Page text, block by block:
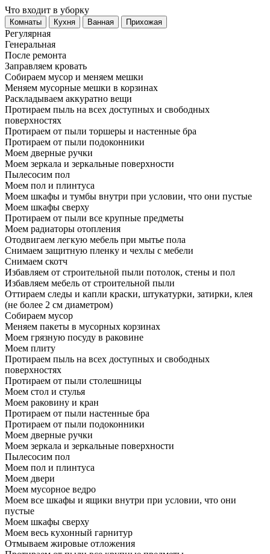
Что входит в уборку
Регу­лярная
Гене­ральная
После ремонта
Заправляем кровать
Собираем мусор и меняем мешки
Меняем мусорные мешки в корзинах
Раскладываем аккуратно вещи
Протираем пыль на всех доступных и свободных
поверхностях
Протираем от пыли торшеры и настенные бра
Протираем от пыли подоконники
Моем дверные ручки
Моем зеркала и зеркальные поверхности
Пылесосим пол
Моем пол и плинтуса
Моем шкафы и тумбы внутри при условии, что они пустые
Моем шкафы сверху
Протираем от пыли все крупные предметы
Моем радиаторы отопления
Отодвигаем легкую мебель при мытье пола
Снимаем защитную пленку и чехлы с мебели
Снимаем скотч
Избавляем от строительной пыли потолок, стены и пол
Избавляем мебель от строительной пыли
Оттираем следы и капли краски, штукатурки, затирки, клея
(не более 2 см диаметром)
Собираем мусор
Меняем пакеты в мусорных корзинах
Моем грязную посуду в раковине
Моем плиту
Протираем пыль на всех доступных и свободных
поверхностях
Протираем от пыли столешницы
Моем стол и стулья
Моем раковину и кран
Протираем от пыли настенные бра
Протираем от пыли подоконники
Моем дверные ручки
Моем зеркала и зеркальные поверхности
Пылесосим пол
Моем пол и плинтуса
Моем двери
Моем мусорное ведро
Моем все шкафы и ящики внутри при условии, что они
пустые
Моем шкафы сверху
Моем весь кухонный гарнитур
Отмываем жировые отложения